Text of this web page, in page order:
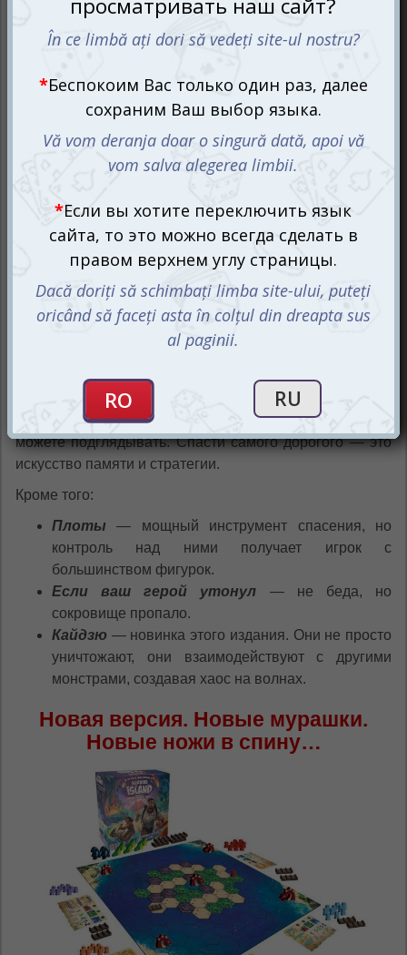
движения на всех. Можно плыть (не более одной
клетки), сесть на плот или даже захватить чужой.
Удаление тайла острова— он либо активирует
для следующего хода.
Движение существ— бросаете кубик и
направляете монстра. И да, вы решаете, чьё
Но есть нюанс — у каждого искателя под подошвой
скрыто число сокровищ, и в процессе игры вы не
можете подглядывать. Спасти самого дорогого — это
искусство памяти и стратегии.
Кроме того:
Плоты— мощный инструмент спасения, но
контроль над ними получает игрок с
большинством фигурок.
Если ваш герой утонул — не беда, но
сокровище пропало.
Кайдзю — новинка этого издания. Они не просто
уничтожают, они взаимодействуют с другими
монстрами, создавая хаос на волнах.
Новая версия. Новые мурашки.
Новые ножи в спину…